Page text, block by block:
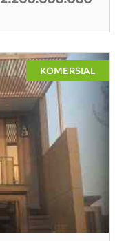
KOMERSIAL